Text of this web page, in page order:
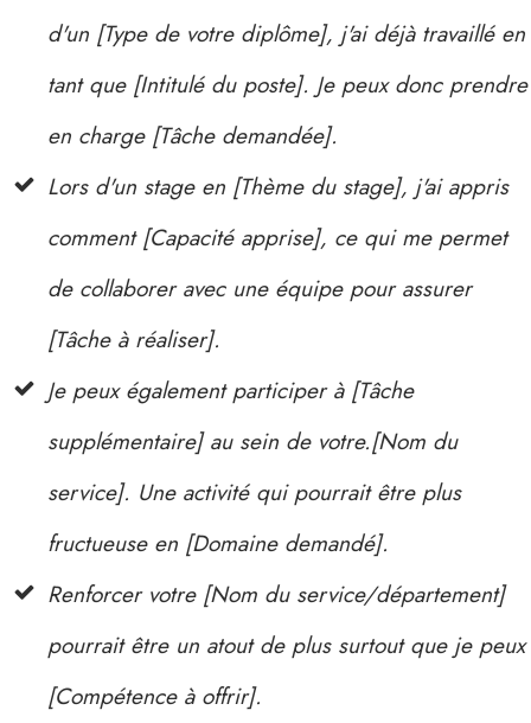
d'un [Type de votre diplôme], j'ai déjà travaillé en
tant que [Intitulé du poste]. Je peux donc prendre
en charge [Tâche demandée].
Lors d'un stage en [Thème du stage], j'ai appris
comment [Capacité apprise], ce qui me permet
de collaborer avec une équipe pour assurer
[Tâche à réaliser].
Je peux également participer à [Tâche
supplémentaire] au sein de votre.[Nom du
service]. Une activité qui pourrait être plus
fructueuse en [Domaine demandé].
Renforcer votre [Nom du service/département]
pourrait être un atout de plus surtout que je peux
[Compétence à offrir].